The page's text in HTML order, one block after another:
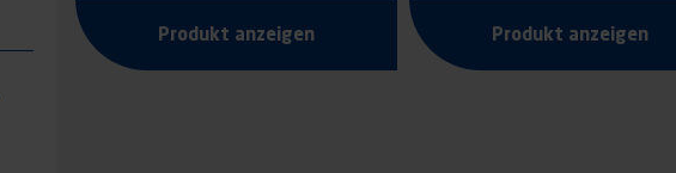
Produkt anzeigen Produkt anzeigen